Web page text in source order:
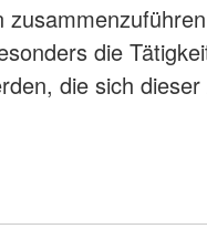
die
die sich